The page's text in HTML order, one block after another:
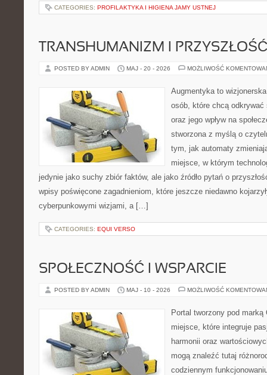
CATEGORIES: PROFILAKTYKA I HIGIENA JAMY USTNEJ
TRANSHUMANIZM I
POSTED BY ADMIN MAJ - 20 - 2026 MOŻLIWOŚĆ
Augmentyka to
osób, które chcą
oraz jego wpływ na
stworzona z myślą o
tym, jak automaty
miejsce, w którym
jedynie jako suchy zbiór faktów, ale jako źródło pytań o
wpisy poświęcone zagadnieniom, które jeszcze niedawno
cyberpunkowymi wizjami, a […]
CATEGORIES: EQUI VERSO
SPOŁECZNOŚĆ I WSPARCIE
POSTED BY ADMIN MAJ - 10 - 2026 MOŻLIWOŚĆ
Portal tworzony pod
miejsce, które integruje
harmonii oraz
mogą znaleźć tutaj
codziennym